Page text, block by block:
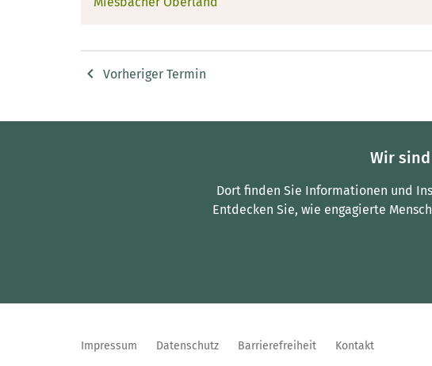
Vorheriger Termin
Wir
Dort finden Sie Informationen und
Entdecken Sie, wie engagierte
Impressum Datenschutz Barrierefreiheit Kontakt